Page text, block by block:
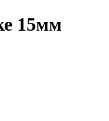
15мм